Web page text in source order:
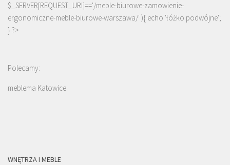
$_SERVER[REQUEST_URI]=='/meble-biurowe-zamowienie-
ergonomiczne-meble-biurowe-warszawa/' ){ echo 'łóżko podwójne';
} ?>
Polecamy:
meblema Katowice
WNĘTRZA I MEBLE